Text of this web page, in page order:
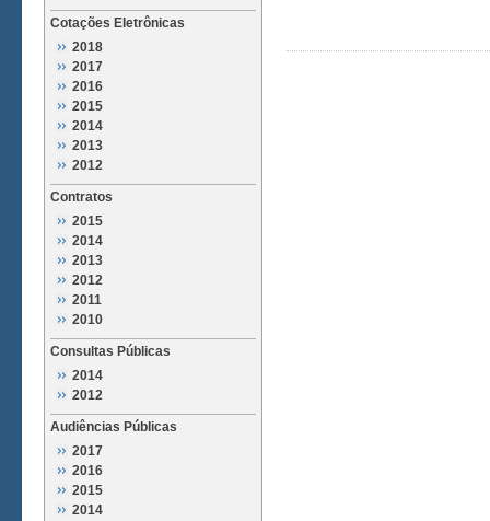
Cotações Eletrônicas
2018
2017
2016
2015
2014
2013
2012
Contratos
2015
2014
2013
2012
2011
2010
Consultas Públicas
2014
2012
Audiências Públicas
2017
2016
2015
2014